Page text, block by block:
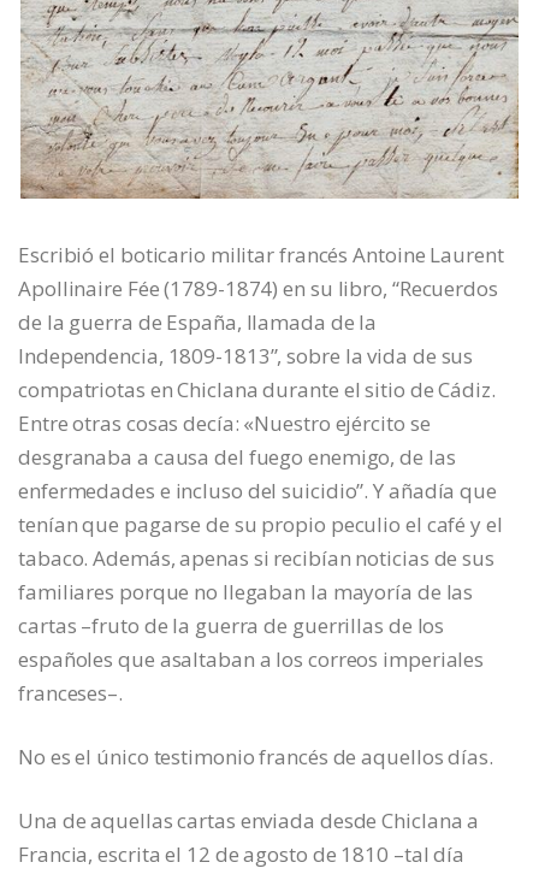
Escribió el boticario militar francés Antoine Laurent
Apollinaire Fée (1789-1874) en su libro, “Recuerdos
de la guerra de España, llamada de la
Independencia, 1809-1813”, sobre la vida de sus
compatriotas en Chiclana durante el sitio de Cádiz.
Entre otras cosas decía: «Nuestro ejército se
desgranaba a causa del fuego enemigo, de las
enfermedades e incluso del suicidio”. Y añadía que
tenían que pagarse de su propio peculio el café y el
tabaco. Además, apenas si recibían noticias de sus
familiares porque no llegaban la mayoría de las
cartas –fruto de la guerra de guerrillas de los
españoles que asaltaban a los correos imperiales
franceses–.
No es el único testimonio francés de aquellos días.
Una de aquellas cartas enviada desde Chiclana a
Francia, escrita el 12 de agosto de 1810 –tal día